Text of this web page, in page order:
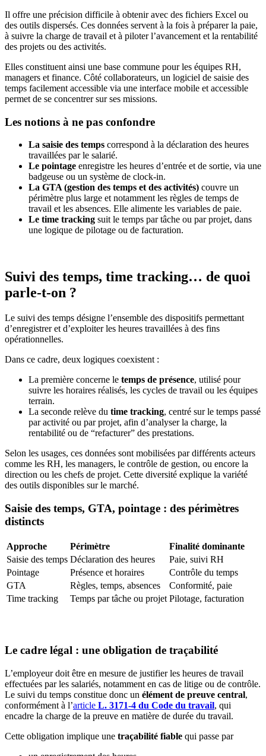
Il offre une précision difficile à obtenir avec des fichiers Excel ou
des outils dispersés. Ces données servent à la fois à préparer la paie,
à suivre la charge de travail et à piloter l’avancement et la rentabilité
des projets ou des activités.
Elles constituent ainsi une base commune pour les équipes RH,
managers et finance. Côté collaborateurs, un logiciel de saisie des
temps facilement accessible via une interface mobile et accessible
permet de se concentrer sur ses missions.
Les notions à ne pas confondre
La saisie des temps correspond à la déclaration des heures
travaillées par le salarié.
Le pointage enregistre les heures d’entrée et de sortie, via une
badgeuse ou un système de clock-in.
La GTA (gestion des temps et des activités) couvre un
périmètre plus large et notamment les règles de temps de
travail et les absences. Elle alimente les variables de paie.
Le time tracking suit le temps par tâche ou par projet, dans
une logique de pilotage ou de facturation.
Suivi des temps, time tracking… de quoi
parle-t-on ?
Le suivi des temps désigne l’ensemble des dispositifs permettant
d’enregistrer et d’exploiter les heures travaillées à des fins
opérationnelles.
Dans ce cadre, deux logiques coexistent :
La première concerne le temps de présence, utilisé pour
suivre les horaires réalisés, les cycles de travail ou les équipes
terrain.
La seconde relève du time tracking, centré sur le temps passé
par activité ou par projet, afin d’analyser la charge, la
rentabilité ou de “refacturer” des prestations.
Selon les usages, ces données sont mobilisées par différents acteurs
comme les RH, les managers, le contrôle de gestion, ou encore la
direction ou les chefs de projet. Cette diversité explique la variété
des outils disponibles sur le marché.
Saisie des temps, GTA, pointage : des périmètres
distincts
Approche Périmètre
Finalité dominante
Saisie des temps Déclaration des heures
Paie, suivi RH
Pointage
Présence et horaires
Contrôle du temps
GTA
Règles, temps, absences
Conformité, paie
Time tracking
Temps par tâche ou projet Pilotage, facturation
Le cadre légal : une obligation de traçabilité
L’employeur doit être en mesure de justifier les heures de travail
effectuées par les salariés, notamment en cas de litige ou de contrôle.
Le suivi du temps constitue donc un élément de preuve central,
conformément à l’article L. 3171-4 du Code du travail, qui
encadre la charge de la preuve en matière de durée du travail.
Cette obligation implique une traçabilité fiable qui passe par